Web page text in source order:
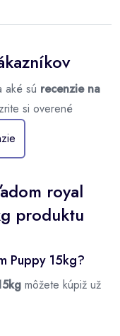
aké sú recenzie na
si overené
royal
produktu
Puppy 15kg?
môžete kúpiž už